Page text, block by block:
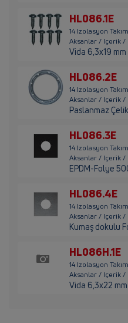
HL086.1E
14 Izolasyon
Aksanlar / Içerik /
Vida 6,3x19
HL086.2E
14 Izolasyon
Aksanlar / Içerik /
Paslanmaz
HL086.3E
14 Izolasyon
Aksanlar / Içerik /
EPDM-Folye
HL086.4E
14 Izolasyon
Aksanlar / Içerik /
Kumaş dokulu
HL086H.1E
14 Izolasyon
Aksanlar / Içerik /
Vida 6,3x22